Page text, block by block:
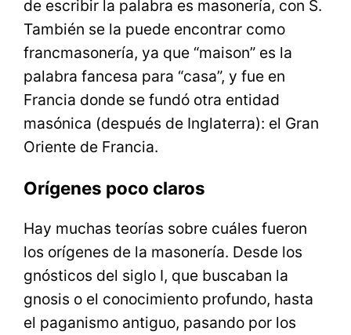
de escribir la palabra es masonería, con S.
También se la puede encontrar como
francmasonería, ya que “maison” es la
palabra fancesa para “casa”, y fue en
Francia donde se fundó otra entidad
masónica (después de Inglaterra): el Gran
Oriente de Francia.
Orígenes poco claros
Hay muchas teorías sobre cuáles fueron
los orígenes de la masonería. Desde los
gnósticos del siglo I, que buscaban la
gnosis o el conocimiento profundo, hasta
el paganismo antiguo, pasando por los